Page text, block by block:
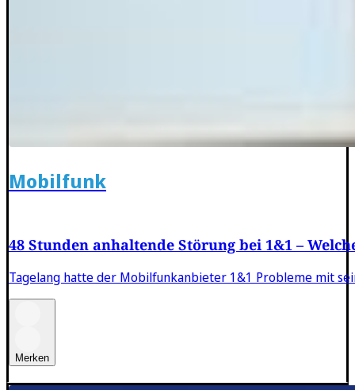
Mobilfunk
48 Stunden anhaltende Störung bei 1&1 –
Tagelang hatte der Mobilfunkanbieter 1&1 Probleme mit
Merken